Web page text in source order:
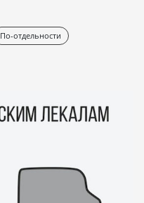
По-отдельности